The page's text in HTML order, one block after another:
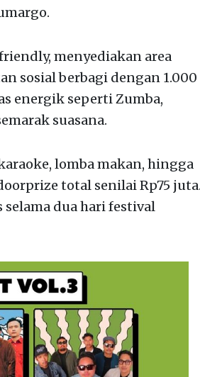
menyediakan area
sosial berbagi dengan 1.000
energik seperti Zumba,
suasana.
lomba makan, hingga
total senilai Rp75
dua hari festival